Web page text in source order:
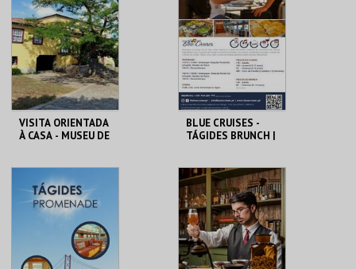
MAIS INFO
COMPRAR
MAIS INFO
COMPRAR
VISITA ORIENTADA
À CASA - MUSEU DE
LOJA DA CASA-
MUSEU CAMILO
MAIS INFO
COMPRAR
BLUE CRUISES -
TÁGIDES BRUNCH |
BLUE CRUISES
MAIS INFO
COMPRAR